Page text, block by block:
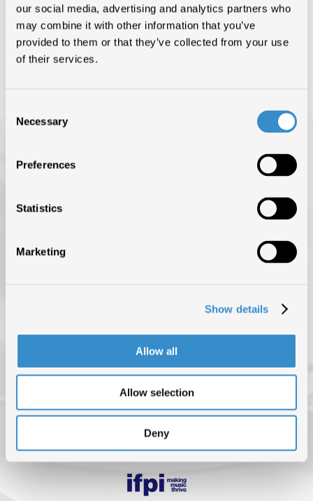
our social media, advertising and analytics partners who
may combine it with other information that you’ve
provided to them or that they’ve collected from your use
of their services.
Selection
Necessary
Preferences
Statistics
Marketing
Show details
Allow all
Allow selection
Deny
INDIETRO
CHI SIAMO
AGOSTO)
CONTATTI